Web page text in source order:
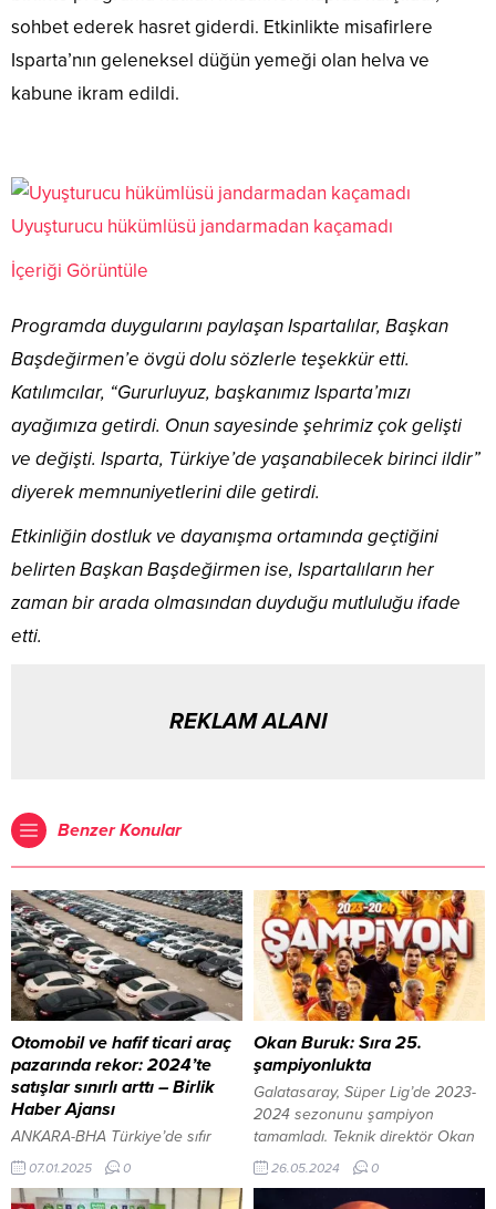
sohbet ederek hasret giderdi. Etkinlikte misafirlere
Isparta’nın geleneksel düğün yemeği olan helva ve
kabune ikram edildi.
Uyuşturucu hükümlüsü jandarmadan kaçamadı
İçeriği Görüntüle
Programda duygularını paylaşan Ispartalılar, Başkan
Başdeğirmen’e övgü dolu sözlerle teşekkür etti.
Katılımcılar, “Gururluyuz, başkanımız Isparta’mızı
ayağımıza getirdi. Onun sayesinde şehrimiz çok gelişti
ve değişti. Isparta, Türkiye’de yaşanabilecek birinci ildir”
diyerek memnuniyetlerini dile getirdi.
Etkinliğin dostluk ve dayanışma ortamında geçtiğini
belirten Başkan Başdeğirmen ise, Ispartalıların her
zaman bir arada olmasından duyduğu mutluluğu ifade
etti.
REKLAM ALANI
Benzer Konular
Otomobil ve hafif ticari araç
pazarında rekor: 2024’te
satışlar sınırlı arttı – Birlik
Haber Ajansı
ANKARA-BHA Türkiye’de sıfır
otomobil ve hafif ticari araç
pazarı 2024 yılında bir önceki
yıla göre yüzde 0,5 artışla 1
07.01.2025 0
Okan Buruk: Sıra 25.
şampiyonlukta
Galatasaray, Süper Lig’de 2023-
2024 sezonunu şampiyon
tamamladı. Teknik direktör Okan
Buruk maçın ardından 25.
şampiyonluk için çalışmaya
başlayacaklarını söyledi. 26
26.05.2024 0